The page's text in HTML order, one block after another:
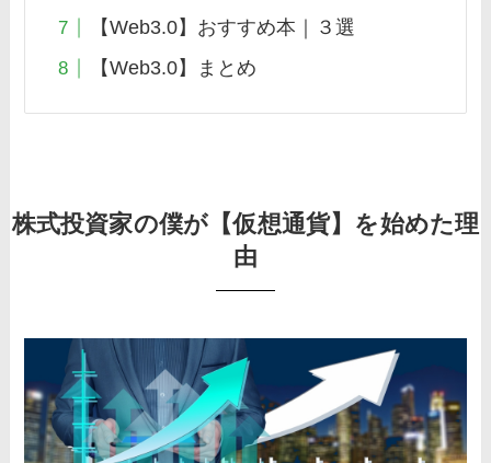
【Web3.0】おすすめ本｜３選
【Web3.0】まとめ
株式投資家の僕が【仮想通貨】を始めた理
由